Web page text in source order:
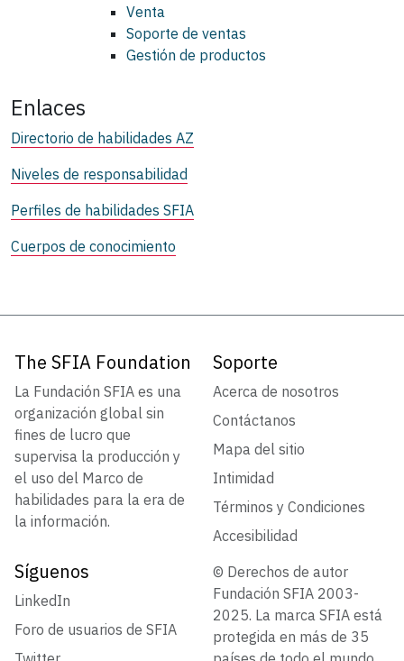
Venta
Soporte de ventas
Gestión de productos
Enlaces
Directorio de habilidades AZ
Niveles de responsabilidad
Perfiles de habilidades SFIA
Cuerpos de conocimiento
The SFIA Foundation
La Fundación SFIA es una
organización global sin
fines de lucro que
supervisa la producción y
el uso del Marco de
habilidades para la era de
la información.
Soporte
Acerca de nosotros
Contáctanos
Mapa del sitio
Intimidad
Términos y Condiciones
Accesibilidad
Síguenos
LinkedIn
Foro de usuarios de SFIA
© Derechos de autor
Fundación SFIA 2003-
2025. La marca SFIA está
protegida en más de 35